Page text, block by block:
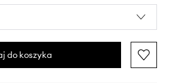
do koszyka